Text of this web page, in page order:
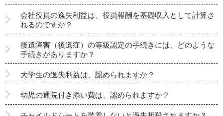
会社役員の逸失利益は、役員報酬を基礎収入として計算さ
れるのですか？
後遺障害（後遺症）の等級認定の手続きには、どのような
手続きがありますか？
大学生の逸失利益は、認められますか？
幼児の通院付き添い費は、認められますか？